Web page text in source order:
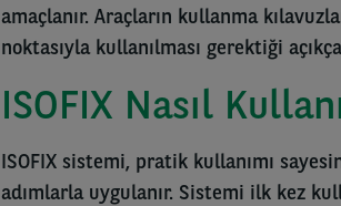
amaçlanır. Araçların kullanma
noktasıyla kullanılması gerektiği
ISOFIX Nasıl
ISOFIX sistemi, pratik kullanımı
adımlarla uygulanır. Sistemi ilk kez